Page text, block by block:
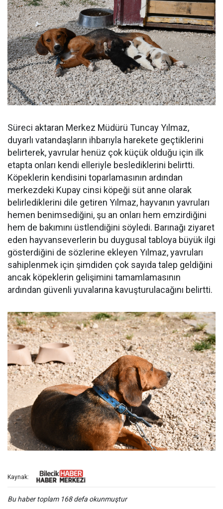
Süreci aktaran Merkez Müdürü Tuncay Yılmaz,
duyarlı vatandaşların ihbarıyla harekete geçtiklerini
belirterek, yavrular henüz çok küçük olduğu için ilk
etapta onları kendi elleriyle beslediklerini belirtti.
Köpeklerin kendisini toparlamasının ardından
merkezdeki Kupay cinsi köpeği süt anne olarak
belirlediklerini dile getiren Yılmaz, hayvanın yavruları
hemen benimsediğini, şu an onları hem emzirdiğini
hem de bakımını üstlendiğini söyledi. Barınağı ziyaret
eden hayvanseverlerin bu duygusal tabloya büyük ilgi
gösterdiğini de sözlerine ekleyen Yılmaz, yavruları
sahiplenmek için şimdiden çok sayıda talep geldiğini
ancak köpeklerin gelişimini tamamlamasının
ardından güvenli yuvalarına kavuşturulacağını belirtti.
Kaynak:
Bu haber toplam 168 defa okunmuştur